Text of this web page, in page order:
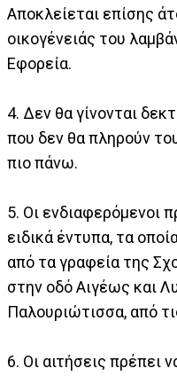
Αποκλείεται επίσης
οικογένειάς του
Εφορεία.
4. Δεν θα γίνονται
που δεν θα πληρούν
πιο πάνω.
5. Οι ενδιαφερόμενοι
ειδικά έντυπα, τα
από τα γραφεία της
στην οδό Αιγέως και
Παλουριώτισσα, από
6. Οι αιτήσεις πρέπει